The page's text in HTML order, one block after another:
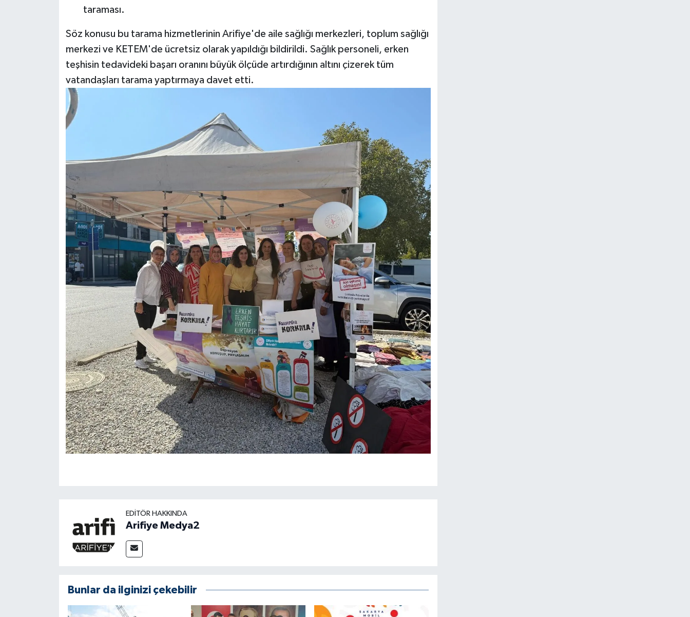
taraması.
Söz konusu bu tarama hizmetlerinin Arifiye'de aile sağlığı merkezleri, toplum sağlığı
merkezi ve KETEM'de ücretsiz olarak yapıldığı bildirildi. Sağlık personeli, erken
teşhisin tedavideki başarı oranını büyük ölçüde artırdığının altını çizerek tüm
vatandaşları tarama yaptırmaya davet etti.
EDITÖR HAKKINDA
Arifiye Medya2
Bunlar da ilginizi çekebilir